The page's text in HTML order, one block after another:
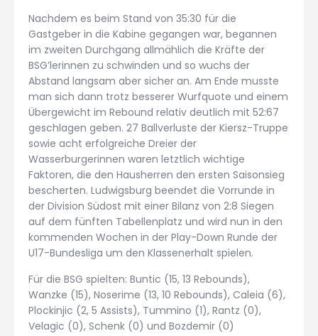
Nachdem es beim Stand von 35:30 für die
Gastgeber in die Kabine gegangen war, begannen
im zweiten Durchgang allmählich die Kräfte der
BSG’lerinnen zu schwinden und so wuchs der
Abstand langsam aber sicher an. Am Ende musste
man sich dann trotz besserer Wurfquote und einem
Übergewicht im Rebound relativ deutlich mit 52:67
geschlagen geben. 27 Ballverluste der Kiersz-Truppe
sowie acht erfolgreiche Dreier der
Wasserburgerinnen waren letztlich wichtige
Faktoren, die den Hausherren den ersten Saisonsieg
bescherten. Ludwigsburg beendet die Vorrunde in
der Division Südost mit einer Bilanz von 2:8 Siegen
auf dem fünften Tabellenplatz und wird nun in den
kommenden Wochen in der Play-Down Runde der
U17-Bundesliga um den Klassenerhalt spielen.
Für die BSG spielten: Buntic (15, 13 Rebounds),
Wanzke (15), Noserime (13, 10 Rebounds), Caleia (6),
Plockinjic (2, 5 Assists), Tummino (1), Rantz (0),
Velagic (0), Schenk (0) und Bozdemir (0)